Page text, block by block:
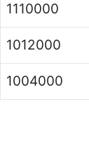
1110000
1012000
1004000